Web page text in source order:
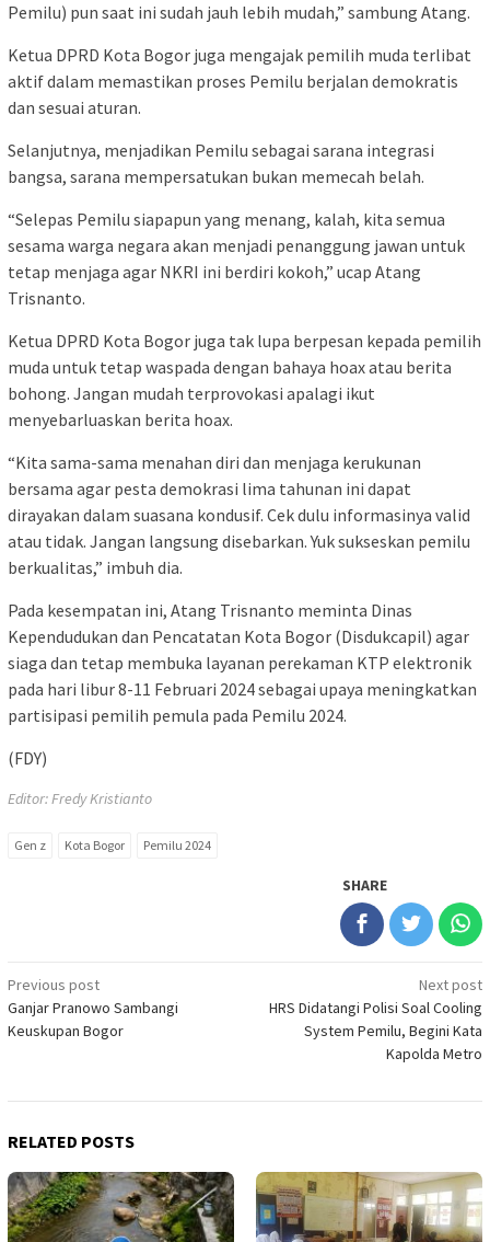
Pemilu) pun saat ini sudah jauh lebih mudah,” sambung Atang.
Ketua DPRD Kota Bogor juga mengajak pemilih muda terlibat
aktif dalam memastikan proses Pemilu berjalan demokratis
dan sesuai aturan.
Selanjutnya, menjadikan Pemilu sebagai sarana integrasi
bangsa, sarana mempersatukan bukan memecah belah.
“Selepas Pemilu siapapun yang menang, kalah, kita semua
sesama warga negara akan menjadi penanggung jawan untuk
tetap menjaga agar NKRI ini berdiri kokoh,” ucap Atang
Trisnanto.
Ketua DPRD Kota Bogor juga tak lupa berpesan kepada pemilih
muda untuk tetap waspada dengan bahaya hoax atau berita
bohong. Jangan mudah terprovokasi apalagi ikut
menyebarluaskan berita hoax.
“Kita sama-sama menahan diri dan menjaga kerukunan
bersama agar pesta demokrasi lima tahunan ini dapat
dirayakan dalam suasana kondusif. Cek dulu informasinya valid
atau tidak. Jangan langsung disebarkan. Yuk sukseskan pemilu
berkualitas,” imbuh dia.
Pada kesempatan ini, Atang Trisnanto meminta Dinas
Kependudukan dan Pencatatan Kota Bogor (Disdukcapil) agar
siaga dan tetap membuka layanan perekaman KTP elektronik
pada hari libur 8-11 Februari 2024 sebagai upaya meningkatkan
partisipasi pemilih pemula pada Pemilu 2024.
(FDY)
Editor: Fredy Kristianto
Gen z Kota Bogor Pemilu 2024
SHARE
Post
navigation
Previous post
Ganjar Pranowo Sambangi
Keuskupan Bogor
Next post
HRS Didatangi Polisi Soal Cooling
System Pemilu, Begini Kata
Kapolda Metro
RELATED POSTS